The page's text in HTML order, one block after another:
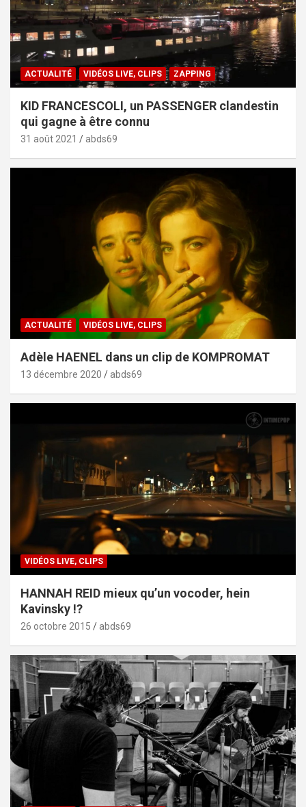
ACTUALITÉ VIDÉOS LIVE, CLIPS ZAPPING
KID FRANCESCOLI, un PASSENGER clandestin
qui gagne à être connu
31 août 2021 abds69
ACTUALITÉ VIDÉOS LIVE, CLIPS
Adèle HAENEL dans un clip de KOMPROMAT
13 décembre 2020 abds69
VIDÉOS LIVE, CLIPS
HANNAH REID mieux qu’un vocoder, hein
Kavinsky !?
26 octobre 2015 abds69